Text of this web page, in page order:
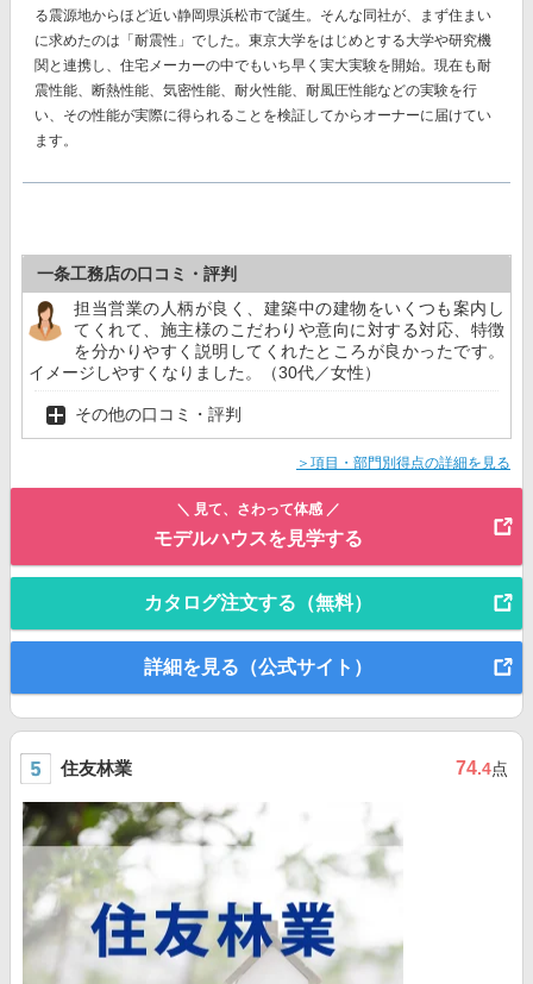
る震源地からほど近い静岡県浜松市で誕生。そんな同社が、まず住まい
に求めたのは「耐震性」でした。東京大学をはじめとする大学や研究機
関と連携し、住宅メーカーの中でもいち早く実大実験を開始。現在も耐
震性能、断熱性能、気密性能、耐火性能、耐風圧性能などの実験を行
い、その性能が実際に得られることを検証してからオーナーに届けてい
ます。
一条工務店の口コミ・評判
担当営業の人柄が良く、建築中の建物をいくつも案内し
てくれて、施主様のこだわりや意向に対する対応、特徴
を分かりやすく説明してくれたところが良かったです。
イメージしやすくなりました。（30代／女性）
その他の口コミ・評判
＞項目・部門別得点の詳細を見る
＼ 見て、さわって体感 ／
モデルハウスを見学する
カタログ注文する（無料）
詳細を見る（公式サイト）
住友林業 74.4点